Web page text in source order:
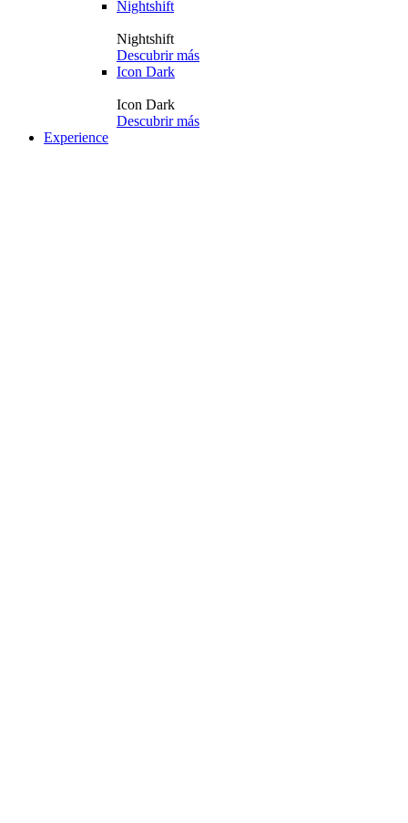
Nightshift
Nightshift
Descubrir más
Icon Dark
Icon Dark
Descubrir más
Experience